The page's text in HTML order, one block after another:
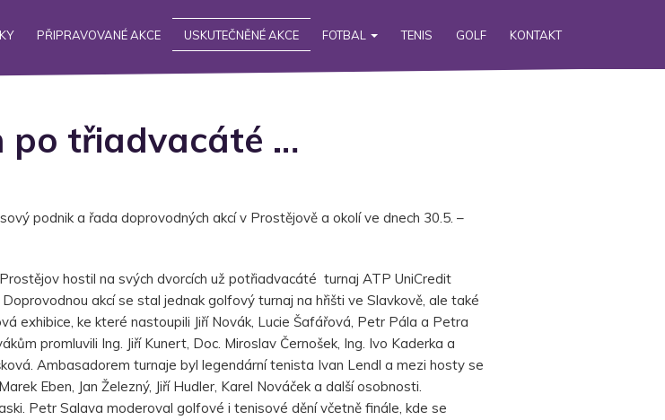
PŘIPRAVOVANÉ AKCE USKUTEČNĚNÉ AKCE FOTBAL TENIS GOLF KONTAKT
po třiadvacáté …
podnik a řada doprovodných akcí v Prostějově a okolí ve dnech 30.5. –
hostil na svých dvorcích už potřiadvacáté turnaj ATP UniCredit
akcí se stal jednak golfový turnaj na hřišti ve Slavkově, ale také
exhibice, ke které nastoupili Jiří Novák, Lucie Šafářová, Petr Pála a Petra
promluvili Ing. Jiří Kunert, Doc. Miroslav Černošek, Ing. Ivo Kaderka a
Ambasadorem turnaje byl legendární tenista Ivan Lendl a mezi hosty se
Eben, Jan Železný, Jiří Hudler, Karel Nováček a další osobnosti.
Petr Salava moderoval golfové i tenisové dění včetně finále, kde se